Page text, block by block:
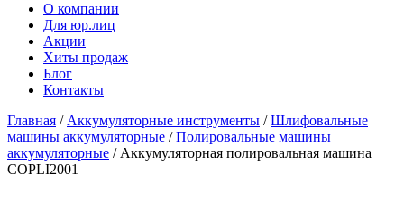
О компании
Для юр.лиц
Акции
Хиты продаж
Блог
Контакты
Главная / Аккумуляторные инструменты /Шлифовальные
машины аккумуляторные /Полировальные машины
аккумуляторные / Аккумуляторная полировальная машина
COPLI2001